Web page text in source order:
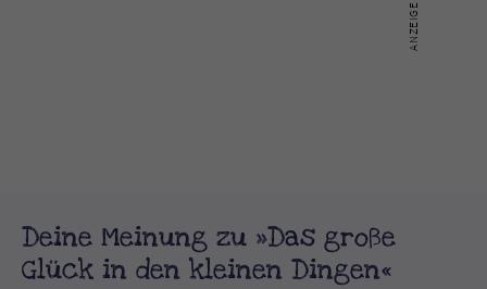
Deine Meinung zu »Das große
Glück in den kleinen Dingen«